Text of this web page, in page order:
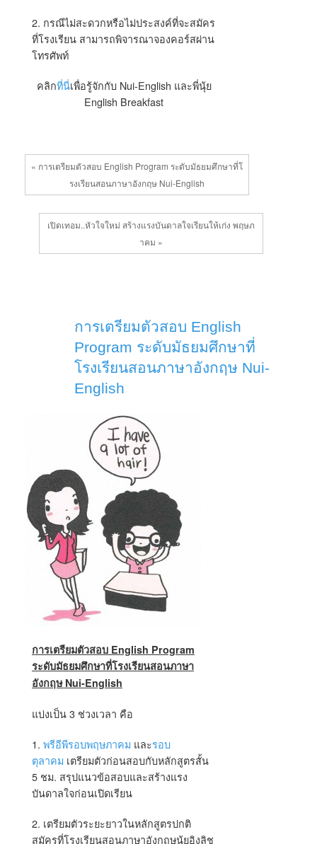
2. กรณีไม่สะดวกหรือไม่ประสงค์ที่จะสมัคร
ที่โรงเรียน สามารถพิจารณาจองคอร์สผ่าน
โทรศัพท์
คลิกที่นี่เพื่อรู้จักกับ Nui-English และพี่นุ้ย
English Breakfast
« การเตรียมตัวสอบ English Program ระดับมัธยมศึกษาที่โ
รงเรียนสอนภาษาอังกฤษ Nui-English
เปิดเทอม..หัวใจใหม่ สร้างแรงบันดาลใจเรียนให้เก่ง พฤษภ
าคม »
การเตรียมตัวสอบ English
Program ระดับมัธยมศึกษาที่
โรงเรียนสอนภาษาอังกฤษ Nui-
English
การเตรียมตัวสอบ English Program
ระดับมัธยมศึกษาที่โรงเรียนสอนภาษา
อังกฤษ Nui-English
แบ่งเป็น 3 ช่วงเวลา คือ
1. พรีอีพีรอบพฤษภาคม และรอบ
ตุลาคม เตรียมตัวก่อนสอบกับหลักสูตรสั้น
5 ชม. สรุปแนวข้อสอบและสร้างแรง
บันดาลใจก่อนเปิดเรียน
2. เตรียมตัวระยะยาวในหลักสูตรปกติ
สมัครที่โรงเรียนสอนภาษาอังกฤษนุ้ยอิงลิช